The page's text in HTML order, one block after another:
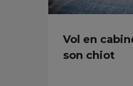
Vol en
son chiot